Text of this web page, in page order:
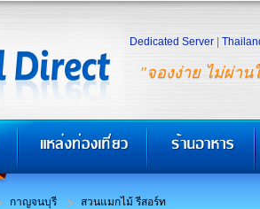
"จองง่าย ไม่ผ่าน
Dedicated Server
กาญจนบุรี สวนแมกไม้ รีสอร์ท